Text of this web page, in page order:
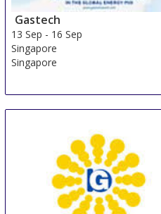
Gastech
13 Sep - 16 Sep
Singapore
Singapore